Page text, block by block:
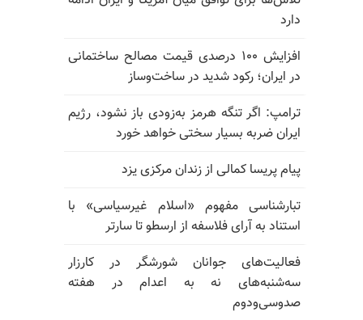
دارد
افزایش ۱۰۰ درصدی قیمت مصالح ساختمانی
در ایران؛ رکود شدید در ساخت‌وساز
ترامپ: اگر تنگه هرمز به‌زودی باز نشود، رژیم
ایران ضربه بسیار سختی خواهد خورد
پیام پریسا کمالی از زندان مرکزی یزد
تبارشناسی مفهوم «اسلام غیرسیاسی» با
استناد به آرای فلاسفه از ارسطو تا سارتر
فعالیت‌های جوانان شورشگر در کارزار
سه‌شنبه‌های نه به اعدام در هفته
صدوسی‌و‌دوم